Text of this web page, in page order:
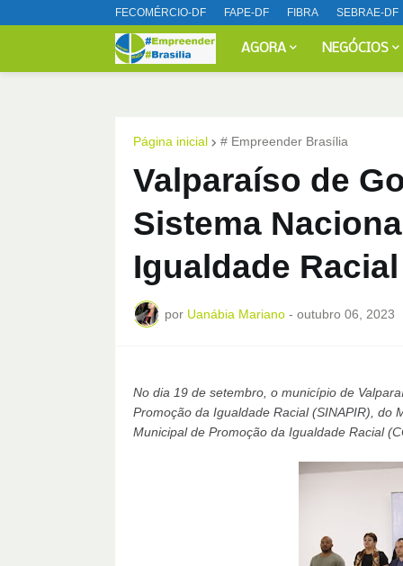
FECOMÉRCIO-DF FAPE-DF FIBRA SEBRAE-DF
AGORA NEGÓCIOS
Página inicial # Empreender Brasília
Valparaíso de
Sistema
Igualdade Racial
por Uanábia Mariano - outubro 06, 2023
No dia 19 de setembro, o município de
Promoção da Igualdade Racial (SINAPIR), do
Municipal de Promoção da Igualdade Racial